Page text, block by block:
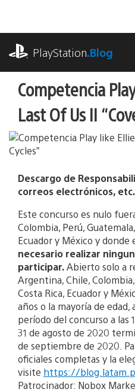
contenido
PlayStation.Blog
31/08/2020
Competencia
Last Of Us II
Descargo de
correos electrónicos,
Este concurso es nulo
Colombia, Perú,
Ecuador y México y donde
necesario realizar
participar.Abierto solo a
Argentina, Chile,
Costa Rica, Ecuador y
años o la mayoría de edad,
período del concurso a las
31 de agosto de 2020
de septiembre de 2020.
oficiales completas y la
visite https://
Patrocinador: Nobox